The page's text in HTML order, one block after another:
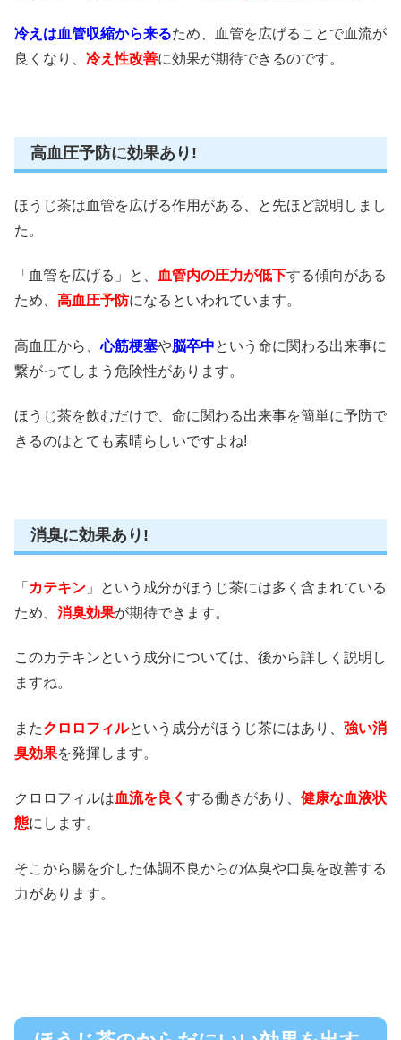
冷えは血管収縮から来るため、血管を広げることで血流が
良くなり、 冷え性改善に効果が期待できるのです。
高血圧予防に効果あり!
ほうじ茶は血管を広げる作用がある、と先ほど説明しまし
た。
「血管を広げる」と、 血管内の圧力が低下する傾向がある
ため、 高血圧予防になるといわれています。
高血圧から、心筋梗塞や脳卒中という命に関わる出来事に
繋がってしまう危険性があります。
ほうじ茶を飲むだけで、命に関わる出来事を簡単に予防で
きるのはとても素晴らしいですよね!
消臭に効果あり!
「 カテキン 」という成分がほうじ茶には多く含まれている
ため、 消臭効果が期待できます。
このカテキンという成分については、後から詳しく説明し
ますね。
またクロロフィルという成分がほうじ茶にはあり、 強い消
臭効果を発揮します。
クロロフィルは血流を良く する働きがあり、 健康な血液状
態にします。
そこから腸を介した体調不良からの体臭や口臭を改善する
力があります。